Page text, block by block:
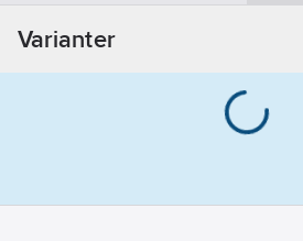
Varianter